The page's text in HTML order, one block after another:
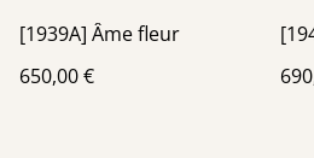
[1939A] Âme fleur
650,00 €